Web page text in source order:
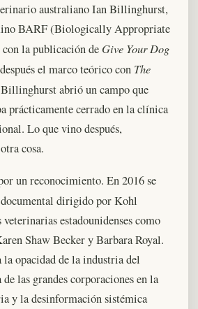
australiano Ian Billinghurst,
BARF (Biologically Appropriate
la publicación de Give Your Dog
el marco teórico con The
abrió un campo que
prácticamente cerrado en la clínica
Lo que vino después,
cosa.
un reconocimiento. En 2016 se
dirigido por Kohl
estadounidenses como
Shaw Becker y Barbara Royal.
opacidad de la industria del
las grandes corporaciones en la
y la desinformación sistémica